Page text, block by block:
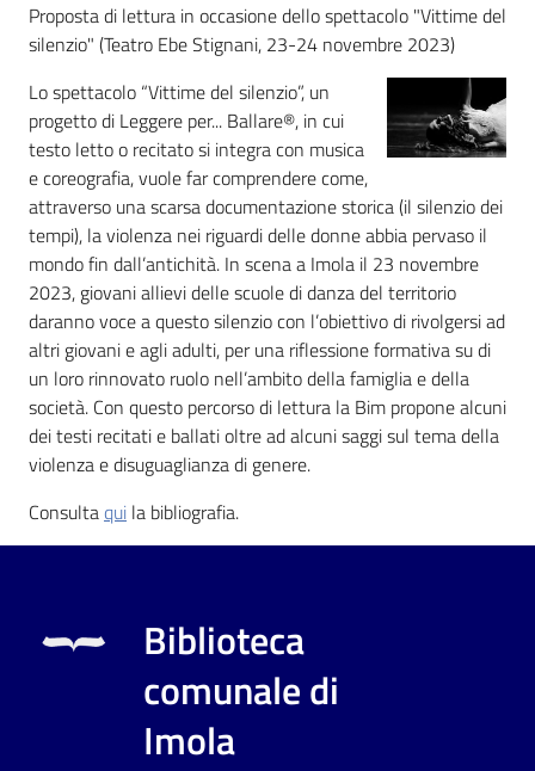
Risorse
online
Casa
Piani
Archivio
storico
Decentrate
Patto
per
Proposta di lettura in occasione dello spettacolo "Vittime del
silenzio" (Teatro Ebe Stignani, 23-24 novembre 2023)
Lo spettacolo “Vittime del silenzio”, un
progetto di Leggere per... Ballare®, in cui
testo letto o recitato si integra con musica
e coreografia, vuole far comprendere come,
attraverso una scarsa documentazione storica (il silenzio dei
tempi), la violenza nei riguardi delle donne abbia pervaso il
mondo fin dall’antichità. In scena a Imola il 23 novembre
2023, giovani allievi delle scuole di danza del territorio
daranno voce a questo silenzio con l’obiettivo di rivolgersi ad
altri giovani e agli adulti, per una riflessione formativa su di
un loro rinnovato ruolo nell’ambito della famiglia e della
società. Con questo percorso di lettura la Bim propone alcuni
dei testi recitati e ballati oltre ad alcuni saggi sul tema della
violenza e disuguaglianza di genere.
Consultaqui la bibliografia.
Biblioteca
comunale di
Imola